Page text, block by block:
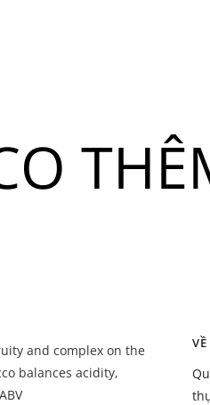
Đồ
한국어
and complex on the
balances acidity,